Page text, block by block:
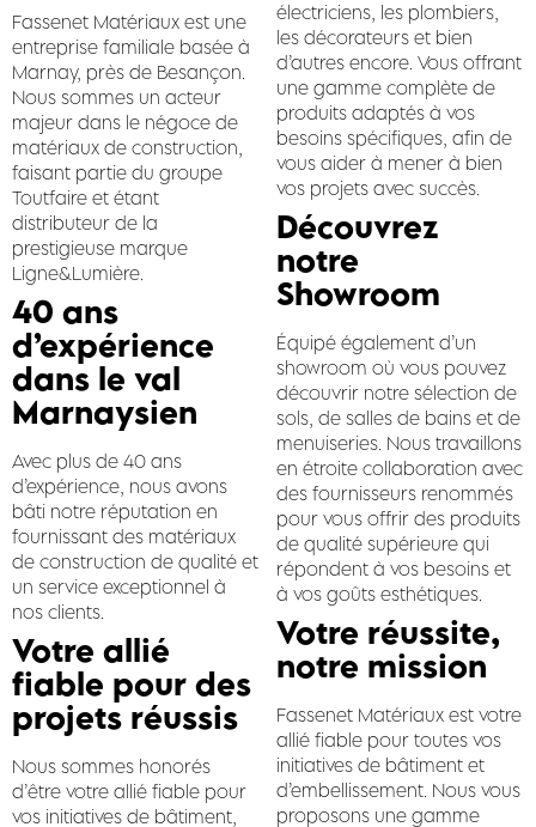
Fassenet Matériaux est une
entreprise familiale basée à
Marnay, près de Besançon.
Nous sommes un acteur
majeur dans le négoce de
matériaux de construction,
faisant partie du groupe
Toutfaire et étant
distributeur de la
prestigieuse marque
Ligne&Lumière.
40 ans
d’expérience
dans le val
Marnaysien
Avec plus de 40 ans
d’expérience, nous avons
bâti notre réputation en
fournissant des matériaux
de construction de qualité et
un service exceptionnel à
nos clients.
Votre allié
fiable pour des
projets réussis
Nous sommes honorés
d’être votre allié fiable pour
vos initiatives de bâtiment,
électriciens, les plombiers,
les décorateurs et bien
d’autres encore. Vous offrant
une gamme complète de
produits adaptés à vos
besoins spécifiques, afin de
vous aider à mener à bien
vos projets avec succès.
Découvrez
notre
Showroom
Équipé également d’un
showroom où vous pouvez
découvrir notre sélection de
sols, de salles de bains et de
menuiseries. Nous travaillons
en étroite collaboration avec
des fournisseurs renommés
pour vous offrir des produits
de qualité supérieure qui
répondent à vos besoins et
à vos goûts esthétiques.
Votre réussite,
notre mission
Fassenet Matériaux est votre
allié fiable pour toutes vos
initiatives de bâtiment et
d’embellissement. Nous vous
proposons une gamme